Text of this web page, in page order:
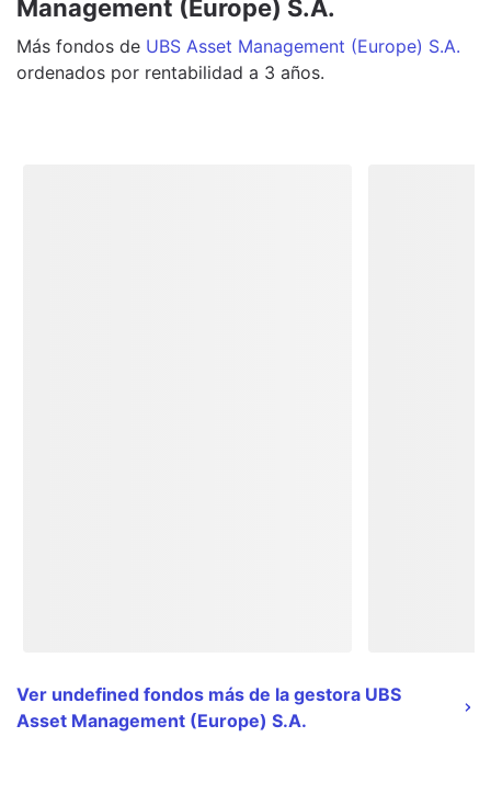
Management (Europe) S.A.
Más fondos de UBS Asset Management (Europe) S.A.
ordenados por rentabilidad a 3 años.
Ver undefined fondos más de la gestora UBS
Asset Management (Europe) S.A.